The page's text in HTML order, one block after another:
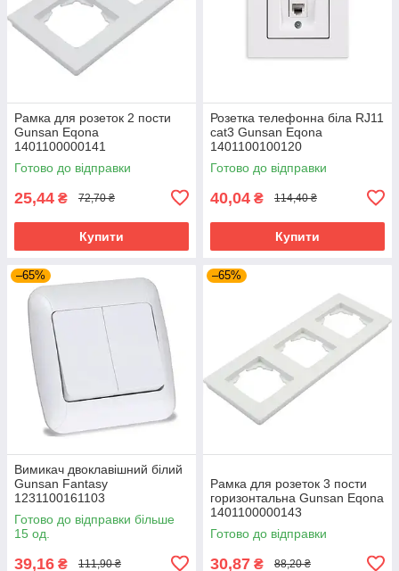
Рамка для розеток 2 пости
Gunsan Eqona
1401100000141
горизонтальна подвійна біла
Готово до відправки
25,44 ₴ 72,70 ₴
Купити
Розетка телефонна біла RJ11
cat3 Gunsan Eqona
1401100100120
Готово до відправки
40,04 ₴ 114,40 ₴
Купити
–65%
Вимикач двоклавішний білий
Gunsan Fantasy
1231100161103
Готово до відправки більше
15 од.
39,16 ₴ 111,90 ₴
–65%
Рамка для розеток 3 пости
горизонтальна Gunsan Eqona
1401100000143
Готово до відправки
30,87 ₴ 88,20 ₴